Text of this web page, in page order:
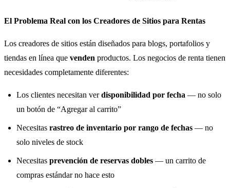
El Problema Real con los Creadores de Sitios para Rentas
Los creadores de sitios están diseñados para blogs, portafolios y
tiendas en línea que venden productos. Los negocios de renta tienen
necesidades completamente diferentes:
Los clientes necesitan verdisponibilidad por fecha — no solo
un botón de “Agregar al carrito”
Necesitas rastreo de inventario por rango de fechas — no
solo niveles de stock
Necesitas prevención de reservas dobles — un carrito de
compras estándar no hace esto